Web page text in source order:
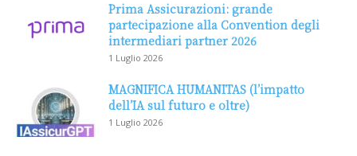
Prima Assicurazioni: grande
partecipazione alla Convention degli
intermediari partner 2026
1 Luglio 2026
MAGNIFICA HUMANITAS (l’impatto
dell’IA sul futuro e oltre)
1 Luglio 2026